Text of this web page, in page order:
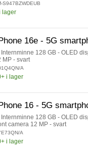
S947BZWDEUB
lager
16e - 5G
128 GB - OLED
MP - svart
A
i lager
16 - 5G
128 GB - OLED
camera 12 MP - svart
A
i lager